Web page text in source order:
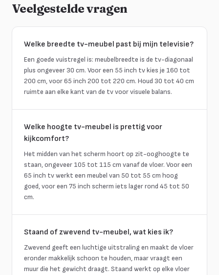
Veelgestelde vragen
Welke breedte tv-meubel past bij mijn televisie?
Een goede vuistregel is: meubelbreedte is de tv-diagonaal
plus ongeveer 30 cm. Voor een 55 inch tv kies je 160 tot
200 cm, voor 65 inch 200 tot 220 cm. Houd 30 tot 40 cm
ruimte aan elke kant van de tv voor visuele balans.
Welke hoogte tv-meubel is prettig voor
kijkcomfort?
Het midden van het scherm hoort op zit-ooghoogte te
staan, ongeveer 105 tot 115 cm vanaf de vloer. Voor een
65 inch tv werkt een meubel van 50 tot 55 cm hoog
goed, voor een 75 inch scherm iets lager rond 45 tot 50
cm.
Staand of zwevend tv-meubel, wat kies ik?
Zwevend geeft een luchtige uitstraling en maakt de vloer
eronder makkelijk schoon te houden, maar vraagt een
muur die het gewicht draagt. Staand werkt op elke vloer